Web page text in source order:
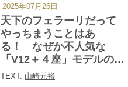
にある？
天下のフェラーリだって
やっちまうことはあ
る！ なぜか不人気な
「V12＋４座」モデルの悲
哀
TEXT: 山崎元裕
2025年07月26日